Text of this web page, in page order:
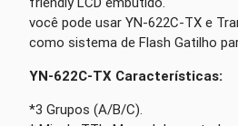
você pode usar YN-622C-TX e
como sistema de Flash Gatilho
YN-622C-TX Características:
*3 Grupos (A/B/C).